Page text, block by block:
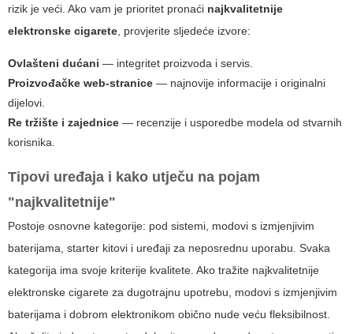
rizik je veći. Ako vam je prioritet pronaći najkvalitetnije
elektronske cigarete , provjerite sljedeće izvore:
Ovlašteni dućani — integritet proizvoda i servis.
Proizvođačke web-stranice — najnovije informacije i originalni
dijelovi.
Re tržište i zajednice — recenzije i usporedbe modela od stvarnih
korisnika.
Tipovi uređaja i kako utječu na pojam
"najkvalitetnije"
Postoje osnovne kategorije: pod sistemi, modovi s izmjenjivim
baterijama, starter kitovi i uređaji za neposrednu uporabu. Svaka
kategorija ima svoje kriterije kvalitete. Ako tražite najkvalitetnije
elektronske cigarete za dugotrajnu upotrebu, modovi s izmjenjivim
baterijama i dobrom elektronikom obično nude veću fleksibilnost.